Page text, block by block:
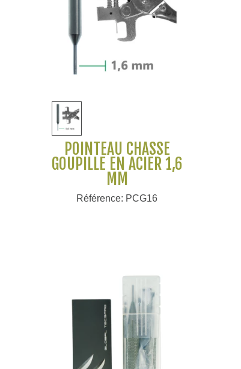
Voir plus
POINTEAU CHASSE
GOUPILLE EN ACIER 1,6
MM
Référence: PCG16